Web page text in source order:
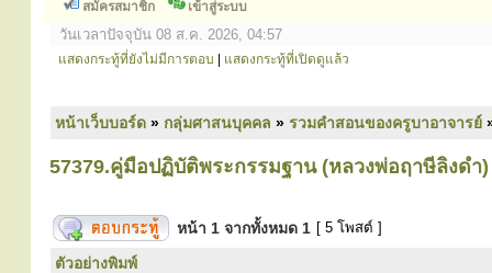
สมัครสมาชิก เข้าสู่ระบบ
วันเวลาปัจจุบัน 08 ส.ค. 2026, 04:57
แสดงกระทู้ที่ยังไม่มีการตอบ แสดงกระทู้ที่เปิดดูแล้ว
หน้าเว็บบอร์ด » กลุ่มศาสนบุคคล » รวมคำสอนของครูบาอาจารย์
57379.คู่มือปฏิบัติพระกรรมฐาน (หลวงพ่อฤาษีลิงดำ)
หน้า 1 จากทั้งหมด 1 [ 5 โพสต์ ]
ตัวอย่างพิมพ์